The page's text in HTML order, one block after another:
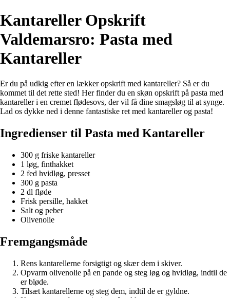
Kantareller Opskrift
Valdemarsro: Pasta med
Kantareller
Er du på udkig efter en lækker opskrift med kantareller? Så er du
kommet til det rette sted! Her finder du en skøn opskrift på pasta med
kantareller i en cremet flødesovs, der vil få dine smagsløg til at synge.
Lad os dykke ned i denne fantastiske ret med kantareller og pasta!
Ingredienser til Pasta med Kantareller
300 g friske kantareller
1 løg, finthakket
2 fed hvidløg, presset
300 g pasta
2 dl fløde
Frisk persille, hakket
Salt og peber
Olivenolie
Fremgangsmåde
Rens kantarellerne forsigtigt og skær dem i skiver.
Opvarm olivenolie på en pande og steg løg og hvidløg, indtil de
er bløde.
Tilsæt kantarellerne og steg dem, indtil de er gyldne.